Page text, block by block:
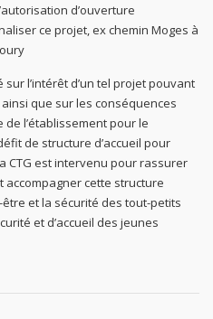
d’ouverture
ce projet, ex chemin Moges à
l’intérêt d’un tel projet pouvant
que sur les conséquences
l’établissement pour le
de structure d’accueil pour
CTG est intervenu pour rassurer
cette structure
et la sécurité des tout-petits
et d’accueil des jeunes